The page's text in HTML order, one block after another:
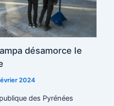
désamorce le
2024
des Pyrénées